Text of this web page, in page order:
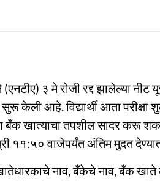
(एनटीए) ३ मे रोजी रद्द झालेल्या
केली आहे. विद्यार्थी आता परीक्षा
खात्याचा तपशील सादर करू
११:५० वाजेपर्यंत अंतिम मुदत
खातेधारकाचे नाव, बँकेचे नाव, बँक